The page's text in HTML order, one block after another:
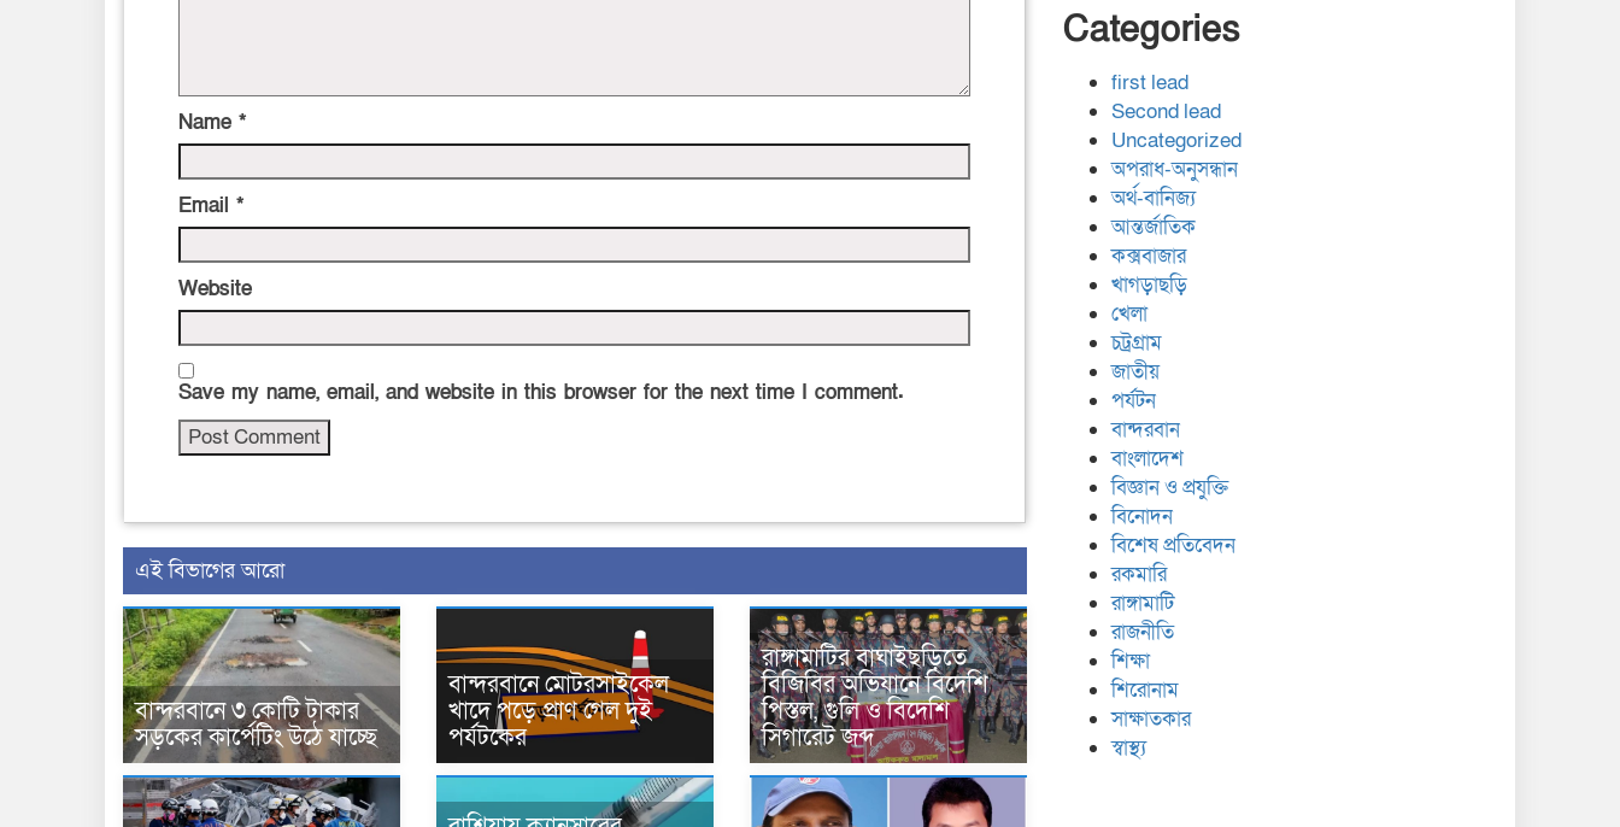
Name *
Email *
Website
Save my name, email, and website in this browser for the next time I comment.
এই বিভাগের আরো
বান্দরবানে ৩ কোটি টাকার
সড়কের কার্পেটিং উঠে যাচ্ছে
বান্দরবানে মোটরসাইকেল
খাদে পড়ে প্রাণ গেল দুই
পর্যটকের
রাঙ্গামাটির বাঘাইছড়িতে
বিজিবির অভিযানে বিদেশি
পিস্তল, গুলি ও বিদেশি
সিগারেট জব্দ
Categories
first lead
Second lead
Uncategorized
অপরাধ-অনুসন্ধান
অর্থ-বানিজ্য
আন্তর্জাতিক
কক্সবাজার
খাগড়াছড়ি
খেলা
চট্রগ্রাম
জাতীয়
পর্যটন
বান্দরবান
বাংলাদেশ
বিজ্ঞান ও প্রযুক্তি
বিনোদন
বিশেষ প্রতিবেদন
রকমারি
রাঙ্গামাটি
রাজনীতি
শিক্ষা
শিরোনাম
সাক্ষাতকার
স্বাস্থ্য